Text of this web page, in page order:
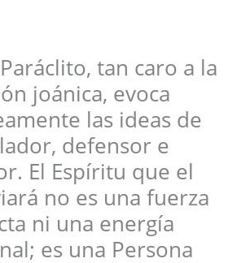
tan caro a la
joánica, evoca
las ideas de
defensor e
El Espíritu que el
no es una fuerza
ni una energía
es una Persona